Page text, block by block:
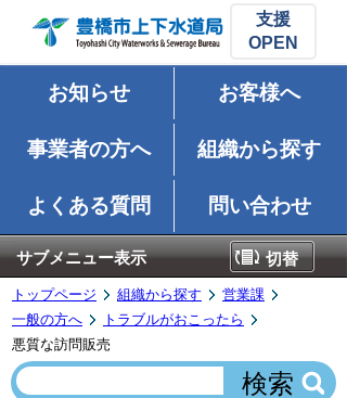
支援
お知らせ お客様へ
事業者の方へ 組織から探す
よくある質問 問い合わせ
サブメニュー表示 切替
トップページ 組織から探す
営業課
一般の方へ
トラブルがおこったら
悪質な訪問販売